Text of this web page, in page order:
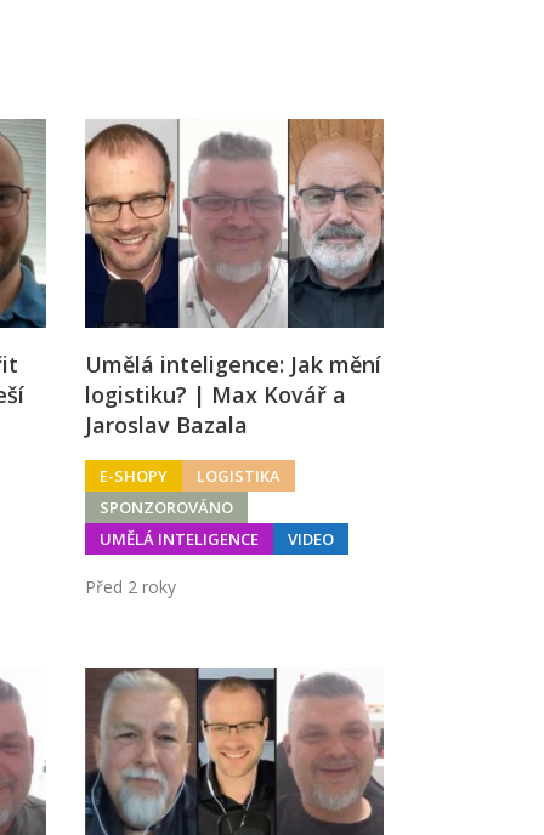
Umělá inteligence: Jak mění
logistiku? | Max Kovář a
Jaroslav Bazala
E-SHOPY
LOGISTIKA
SPONZOROVÁNO
UMĚLÁ INTELIGENCE
VIDEO
Před 2 roky